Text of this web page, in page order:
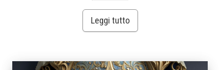
Leggi tutto